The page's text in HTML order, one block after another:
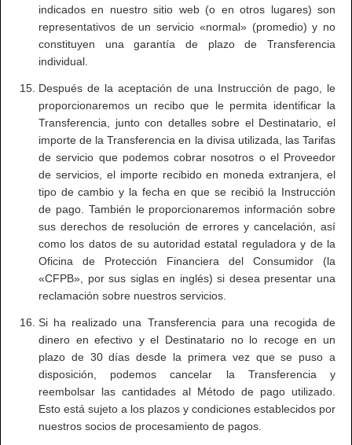
indicados en nuestro sitio web (o en otros lugares) son
representativos de un servicio «normal» (promedio) y no
constituyen una garantía de plazo de Transferencia
individual.
Después de la aceptación de una Instrucción de pago, le
proporcionaremos un recibo que le permita identificar la
Transferencia, junto con detalles sobre el Destinatario, el
importe de la Transferencia en la divisa utilizada, las Tarifas
de servicio que podemos cobrar nosotros o el Proveedor
de servicios, el importe recibido en moneda extranjera, el
tipo de cambio y la fecha en que se recibió la Instrucción
de pago. También le proporcionaremos información sobre
sus derechos de resolución de errores y cancelación, así
como los datos de su autoridad estatal reguladora y de la
Oficina de Protección Financiera del Consumidor (la
«CFPB», por sus siglas en inglés) si desea presentar una
reclamación sobre nuestros servicios.
Si ha realizado una Transferencia para una recogida de
dinero en efectivo y el Destinatario no lo recoge en un
plazo de 30 días desde la primera vez que se puso a
disposición, podemos cancelar la Transferencia y
reembolsar las cantidades al Método de pago utilizado.
Esto está sujeto a los plazos y condiciones establecidos por
nuestros socios de procesamiento de pagos.